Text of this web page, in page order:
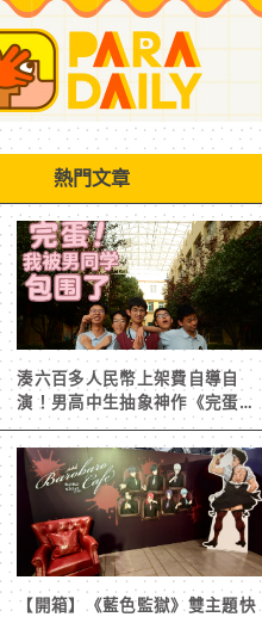
熱門文章
湊六百多人民幣上架費自導自
演！男高中生抽象神作《完蛋！
我被男同學包圍了》突然爆紅
【開箱】《藍色監獄》雙主題快